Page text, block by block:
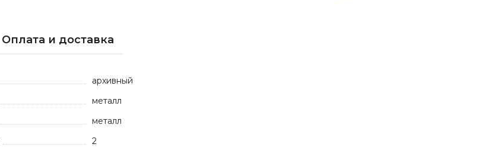
Оплата и доставка
архивный
металл
металл
2